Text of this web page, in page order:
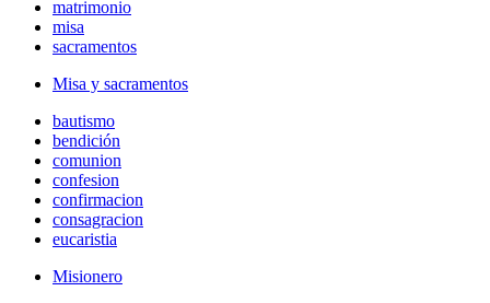
matrimonio
misa
sacramentos
Misa y sacramentos
bautismo
bendición
comunion
confesion
confirmacion
consagracion
eucaristia
Misionero